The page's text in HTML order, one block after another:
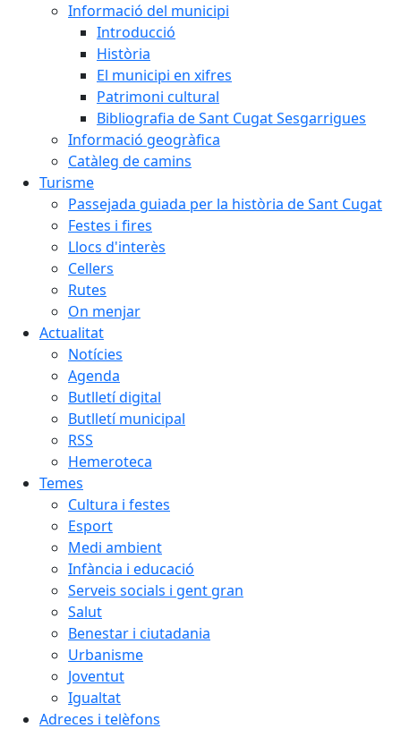
Informació del municipi
Introducció
Història
El municipi en xifres
Patrimoni cultural
Bibliografia de Sant Cugat Sesgarrigues
Informació geogràfica
Catàleg de camins
Turisme
Passejada guiada per la història de Sant Cugat
Festes i fires
Llocs d'interès
Cellers
Rutes
On menjar
Actualitat
Notícies
Agenda
Butlletí digital
Butlletí municipal
RSS
Hemeroteca
Temes
Cultura i festes
Esport
Medi ambient
Infància i educació
Serveis socials i gent gran
Salut
Benestar i ciutadania
Urbanisme
Joventut
Igualtat
Adreces i telèfons